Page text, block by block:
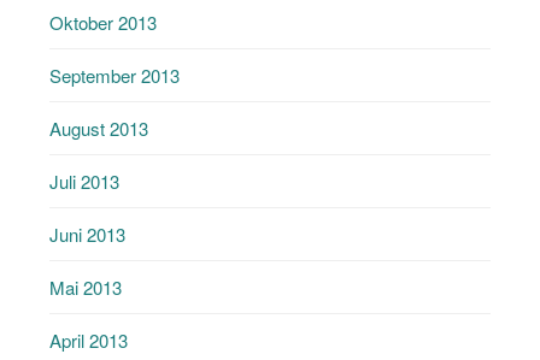
Oktober 2013
September 2013
August 2013
Juli 2013
Juni 2013
Mai 2013
April 2013